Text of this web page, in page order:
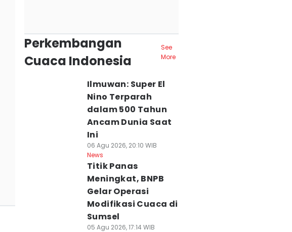
Perkembangan
Cuaca Indonesia
See
More
Ilmuwan: Super El
Nino Terparah
dalam 500 Tahun
Ancam Dunia Saat
Ini
06 Agu 2026, 20:10 WIB
News
Titik Panas
Meningkat, BNPB
Gelar Operasi
Modifikasi Cuaca di
Sumsel
05 Agu 2026, 17:14 WIB